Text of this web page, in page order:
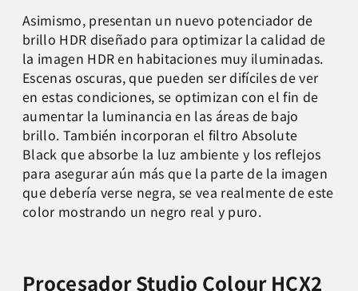
Asimismo, presentan un nuevo potenciador de
brillo HDR diseñado para optimizar la calidad de
la imagen HDR en habitaciones muy iluminadas.
Escenas oscuras, que pueden ser difíciles de ver
en estas condiciones, se optimizan con el fin de
aumentar la luminancia en las áreas de bajo
brillo. También incorporan el filtro Absolute
Black que absorbe la luz ambiente y los reflejos
para asegurar aún más que la parte de la imagen
que debería verse negra, se vea realmente de este
color mostrando un negro real y puro.
Procesador Studio Colour HCX2